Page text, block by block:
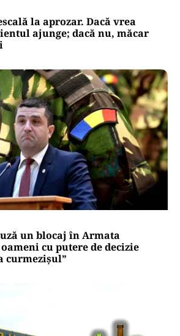
la aprozar. Dacă vrea
ajunge; dacă nu, măcar
un blocaj în Armata
cu putere de decizie
curmezișul”